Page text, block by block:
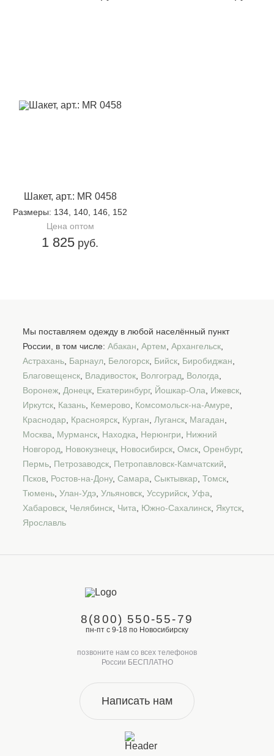
Шакет, арт.: MR 0458
Размеры: 134, 140, 146, 152
Цена оптом
1 825 руб.
Мы поставляем одежду в любой населённый пункт
России, в том числе: Абакан Артем Архангельск
Астрахань Барнаул Белогорск Бийск Биробиджан
Благовещенск Владивосток Волгоград Вологда
Воронеж Донецк Екатеринбург, Йошкар-Ола Ижевск
Иркутск Казань Кемерово Комсомольск-на-Амуре
Краснодар
Красноярск Курган Луганск Магадан
Москва
Мурманск Находка Нерюнгри
Нижний
Новгород
Новокузнецк Новосибирск Омск Оренбург,
Пермь Петрозаводск Петропавловск-Камчатский
Псков Ростов-на-Дону, Самара Сыктывкар Томск
Тюмень Улан-Удэ Ульяновск Уссурийск Уфа
Хабаровск Челябинск Чита Южно-Сахалинск Якутск
Ярославль
8(800) 550-55-79
пн-пт с 9-18 по Новосибирску
позвоните нам со всех телефонов
России БЕСПЛАТНО
Написать нам